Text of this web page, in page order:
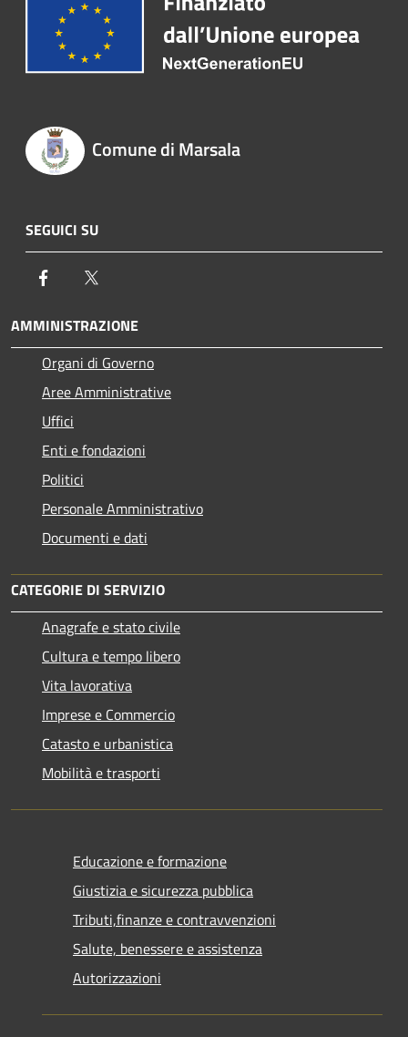
Comune di Marsala
SEGUICI SU
Facebook
AMMINISTRAZIONE
Organi di Governo
Aree Amministrative
Uffici
Enti e fondazioni
Politici
Personale Amministrativo
Documenti e dati
CATEGORIE DI SERVIZIO
Anagrafe e stato civile
Cultura e tempo libero
Vita lavorativa
Imprese e Commercio
Catasto e urbanistica
Mobilità e trasporti
Educazione e formazione
Giustizia e sicurezza pubblica
Tributi,finanze e contravvenzioni
Salute, benessere e assistenza
Autorizzazioni